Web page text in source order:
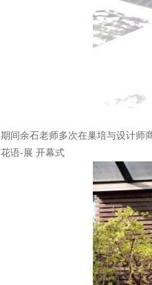
期间余石老师多次在巢培与设计师
花语-展 开幕式